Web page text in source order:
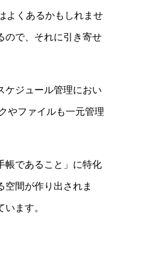
よくあるかもしれませ
ので、それに引き寄せ
ケジュール管理におい
やファイルも一元管理
帳であること」に特化
間が作り出されま
ます。